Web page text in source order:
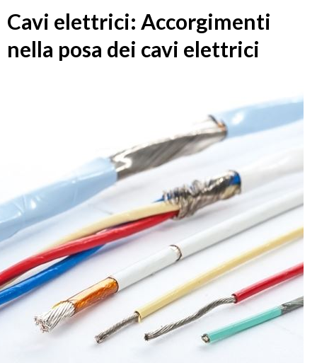
Cavi elettrici: Accorgimenti
nella posa dei cavi elettrici